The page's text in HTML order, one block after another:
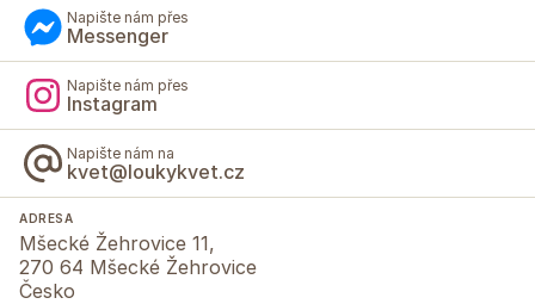
Napište nám přes
Messenger
Napište nám přes
Instagram
Napište nám na
kvet@loukykvet.cz
ADRESA
Mšecké Žehrovice 11,
270 64 Mšecké Žehrovice
Česko